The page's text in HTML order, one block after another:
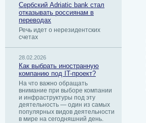
Сербский ​Adriatic bank стал
отказывать россиянам в
переводах
Речь идет о нерезидентских
счетах
28.02.2026
Как выбрать иностранную
компанию под IT-проект?
На что важно обращать
внимание при выборе компании
и инфраструктуры под эту
деятельность — один из самых
популярных видов деятельности
в мире на сегодняшний день.